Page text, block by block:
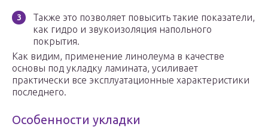
Также это позволяет повысить такие показатели,
как гидро и звукоизоляция напольного
покрытия.
Как видим, применение линолеума в качестве
основы под укладку ламината, усиливает
практически все эксплуатационные характеристики
последнего.
Особенности укладки